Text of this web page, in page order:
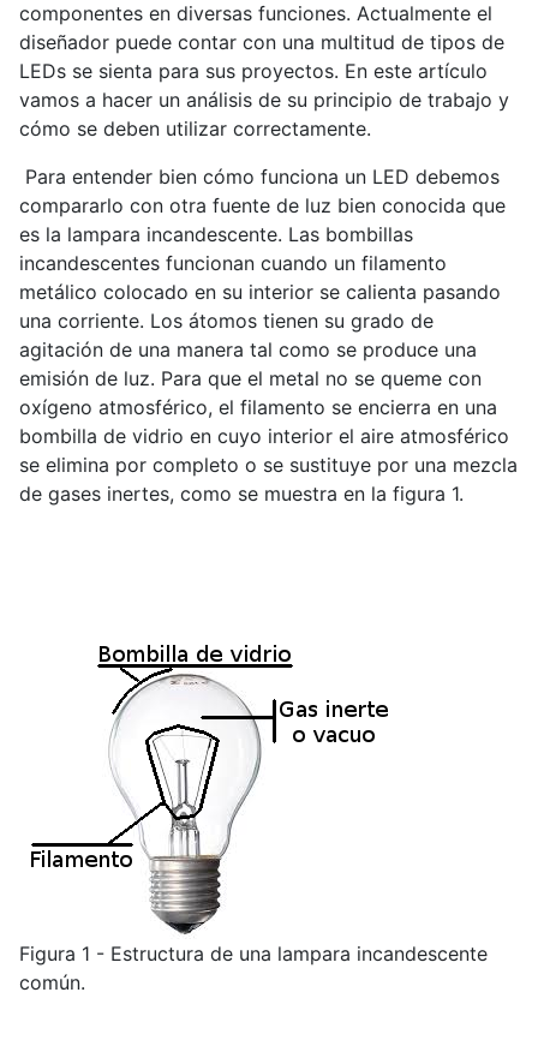
componentes en diversas funciones. Actualmente el
diseñador puede contar con una multitud de tipos de
LEDs se sienta para sus proyectos. En este artículo
vamos a hacer un análisis de su principio de trabajo y
cómo se deben utilizar correctamente.
Para entender bien cómo funciona un LED debemos
compararlo con otra fuente de luz bien conocida que
es la lampara incandescente. Las bombillas
incandescentes funcionan cuando un filamento
metálico colocado en su interior se calienta pasando
una corriente. Los átomos tienen su grado de
agitación de una manera tal como se produce una
emisión de luz. Para que el metal no se queme con
oxígeno atmosférico, el filamento se encierra en una
bombilla de vidrio en cuyo interior el aire atmosférico
se elimina por completo o se sustituye por una mezcla
de gases inertes, como se muestra en la figura 1.
Figura 1 - Estructura de una lampara incandescente
común.